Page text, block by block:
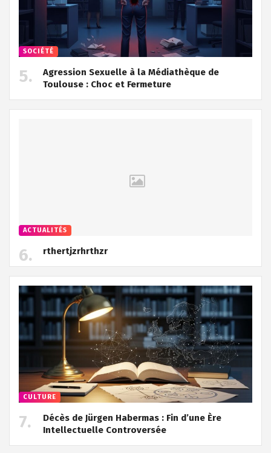
SOCIÉTÉ
Agression Sexuelle à la Médiathèque de
Toulouse : Choc et Fermeture
ACTUALITÉS
rthertjzrhrthzr
CULTURE
Décès de Jürgen Habermas : Fin d’une Ère
Intellectuelle Controversée